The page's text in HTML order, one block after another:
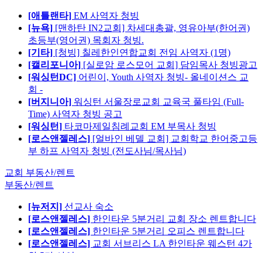
[애틀랜타] EM 사역자 청빙
[뉴욕] [맨하탄 IN2교회] 차세대총괄, 영유아부(한어권)
초등부(영어권) 목회자 청빙.
[기타] [청빙] 칠레한인연합교회 전임 사역자 (1명)
[캘리포니아] [실로암 로스모어 교회] 담임목사 청빙광고
[워싱턴DC] 어린이, Youth 사역자 청빙- 올네이션스 교
회 -
[버지니아] 워싱턴 서울장로교회 교육국 풀타임 (Full-
Time) 사역자 청빙 공고
[워싱턴] 타코마제일침례교회 EM 부목사 청빙
[로스앤젤레스] [얼바인 베델 교회] 교회학교 한어중고등
부 하프 사역자 청빙 (전도사님/목사님)
교회 부동산/렌트
부동산/렌트
[뉴저지] 선교사 숙소
[로스앤젤레스] 한인타운 5분거리 교회 장소 렌트합니다
[로스앤젤레스] 한인타운 5분거리 오피스 렌트합니다
[로스앤젤레스] 교회 서브리스 LA 한인타운 웨스턴 4가